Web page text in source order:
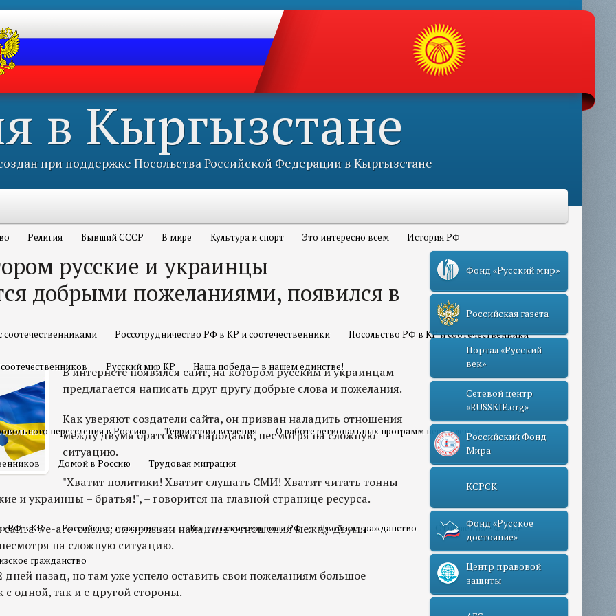
в Кыргызстане
при поддержке Посольства Российской Федерации в Кыргызстане
Религия Бывший СССР В мире Культура и спорт Это интересно всем История РФ
соотечественниками Россотрудничество РФ в КР и соотечественники Посольство РФ в КР и соотечественники
Русский мир КР Наша победа — в нашем единстве!
переселения в Россию Территории вселения О работе региональных программ переселения
Домой в Россию Трудовая миграция
РФ в КР Российское гражданство Консульские вопросы РФ Двойное гражданство Отношения РФ и КР
гражданство
русские и украинцы
добрыми пожеланиями, появился в
В интернете появился сайт, на котором русским и украинцам
предлагается написать друг другу добрые слова и пожелания.
Как уверяют создатели сайта, он призван наладить отношения
между двумя братскими народами, несмотря на сложную
ситуацию.
"Хватит политики! Хватит слушать СМИ! Хватит читать тонны
и украинцы – братья!", – говорится на главной странице ресурса.
сайта we-are-one.ru, он призван наладить отношения между двумя
на сложную ситуацию.
дней назад, но там уже успело оставить свои пожеланиям большое
с одной, так и с другой стороны.
Фонд «Русский мир»
Российская газета
Портал «Русский
век»
Сетевой центр
«RUSSKIE.org»
Российский Фонд
Мира
КСРСК
Фонд «Русское
достояние»
Центр правовой
защиты